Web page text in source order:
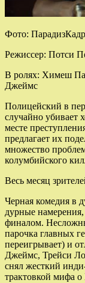
Фото:
Режиссер: Потси
В ролях: Химеш
Джеймс
Полицейский в
случайно убивает
месте
предлагает их
множество
колумбийского
Весь месяц
Черная комедия в
дурные
финалом.
парочка главных
переигрывает) и
Джеймс, Трейси
снял жесткий
трактовкой мифа